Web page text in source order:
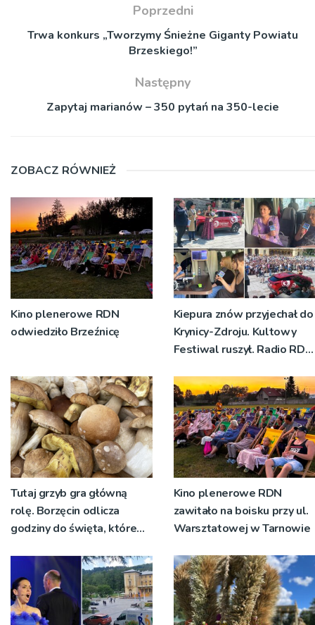
Poprzedni
Trwa konkurs „Tworzymy Śnieżne Giganty Powiatu
Brzeskiego!”
Następny
Zapytaj marianów – 350 pytań na 350-lecie
ZOBACZ RÓWNIEŻ
Kino plenerowe RDN
odwiedziło Brzeźnicę
Kiepura znów przyjechał do
Krynicy-Zdroju. Kultowy
Festiwal ruszył. Radio RDN
żywo [ZDJĘCIA]
Tutaj grzyb gra główną
rolę. Borzęcin odlicza
godziny do święta, które
pokoleń
Kino plenerowe RDN
zawitało na boisku przy ul.
Warsztatowej w Tarnowie